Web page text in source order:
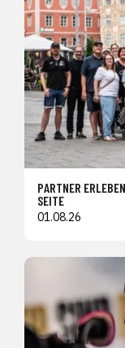
PARTNER
SEITE
01.08.26